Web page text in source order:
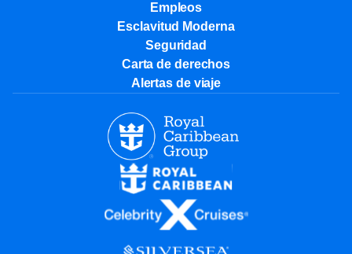
Empleos
Esclavitud Moderna
Seguridad
Carta de derechos
Alertas de viaje